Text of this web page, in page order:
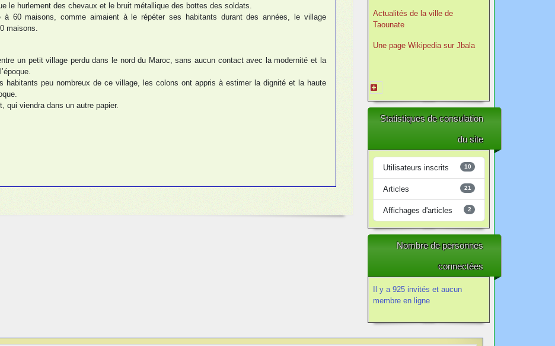
Actualités de la ville de
Taounate
Une page Wikipedia sur Jbala
Statistiques de consulation
du site
Utilisateurs inscrits 10
Articles 21
Affichages d'articles 2
Nombre de personnes
connectées
Il y a 925 invités et aucun
membre en ligne
le hurlement des chevaux et le bruit métallique des bottes des soldats.
à 60 maisons, comme aimaient à le répéter ses habitants durant des années, le village
maisons.
un petit village perdu dans le nord du Maroc, sans aucun contact avec la modernité et la
habitants peu nombreux de ce village, les colons ont appris à estimer la dignité et la haute
qui viendra dans un autre papier.